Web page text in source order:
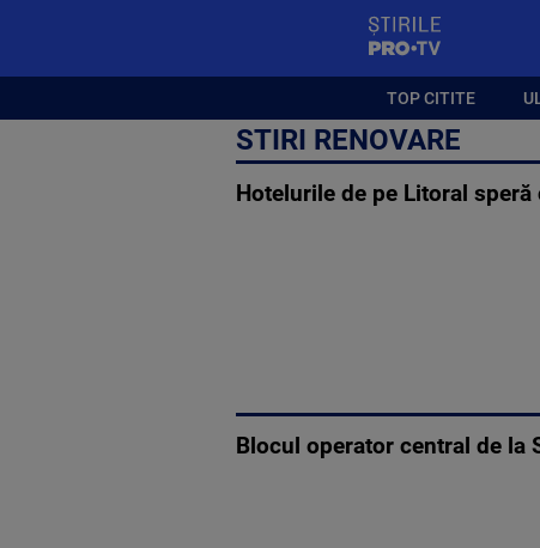
TOP CITITE
STIRI RENOVARE
Hotelurile de pe Litoral
Blocul operator central de la